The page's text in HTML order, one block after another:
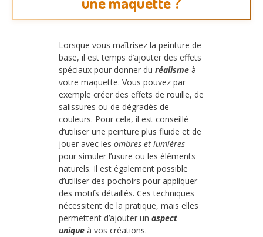
Lorsque vous maîtrisez la peinture de
base, il est temps d’ajouter des effets
spéciaux pour donner du réalisme à
votre maquette. Vous pouvez par
exemple créer des effets de rouille, de
salissures ou de dégradés de
couleurs. Pour cela, il est conseillé
d’utiliser une peinture plus fluide et de
jouer avec les ombres et lumières
pour simuler l’usure ou les éléments
naturels. Il est également possible
d’utiliser des pochoirs pour appliquer
des motifs détaillés. Ces techniques
nécessitent de la pratique, mais elles
permettent d’ajouter un aspect
unique à vos créations.